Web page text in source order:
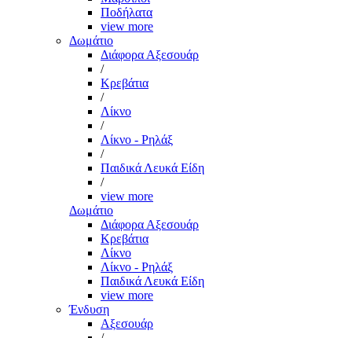
Ποδήλατα
view more
Δωμάτιο
Διάφορα Αξεσουάρ
/
Κρεβάτια
/
Λίκνο
/
Λίκνο - Ρηλάξ
/
Παιδικά Λευκά Είδη
/
view more
Δωμάτιο
Διάφορα Αξεσουάρ
Κρεβάτια
Λίκνο
Λίκνο - Ρηλάξ
Παιδικά Λευκά Είδη
view more
Ένδυση
Αξεσουάρ